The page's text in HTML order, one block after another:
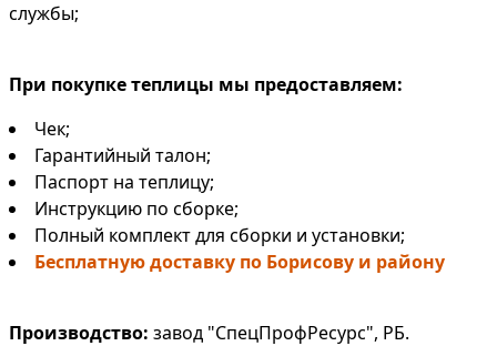
службы;
При покупке теплицы мы предоставляем:
Чек;
Гарантийный талон;
Паспорт на теплицу;
Инструкцию по сборке;
Полный комплект для сборки и установки;
Бесплатную доставку по Борисову и району
Производство: завод "СпецПрофРесурс", РБ.